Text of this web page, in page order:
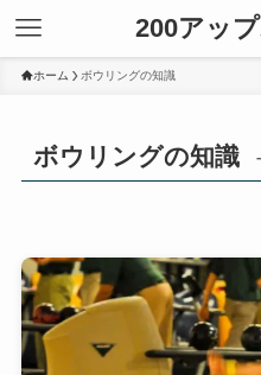
200アッ
ホーム ボウリングの知識
ボウリングの知識